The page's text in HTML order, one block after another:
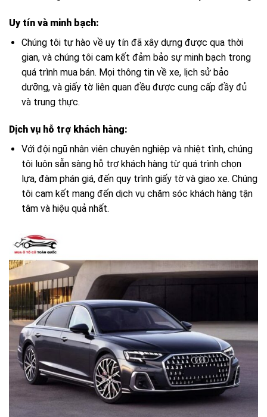
Uy tín và minh bạch:
Chúng tôi tự hào về uy tín đã xây dựng được qua thời
gian, và chúng tôi cam kết đảm bảo sự minh bạch trong
quá trình mua bán. Mọi thông tin về xe, lịch sử bảo
dưỡng, và giấy tờ liên quan đều được cung cấp đầy đủ
và trung thực.
Dịch vụ hỗ trợ khách hàng:
Với đội ngũ nhân viên chuyên nghiệp và nhiệt tình, chúng
tôi luôn sẵn sàng hỗ trợ khách hàng từ quá trình chọn
lựa, đàm phán giá, đến quy trình giấy tờ và giao xe. Chúng
tôi cam kết mang đến dịch vụ chăm sóc khách hàng tận
tâm và hiệu quả nhất.